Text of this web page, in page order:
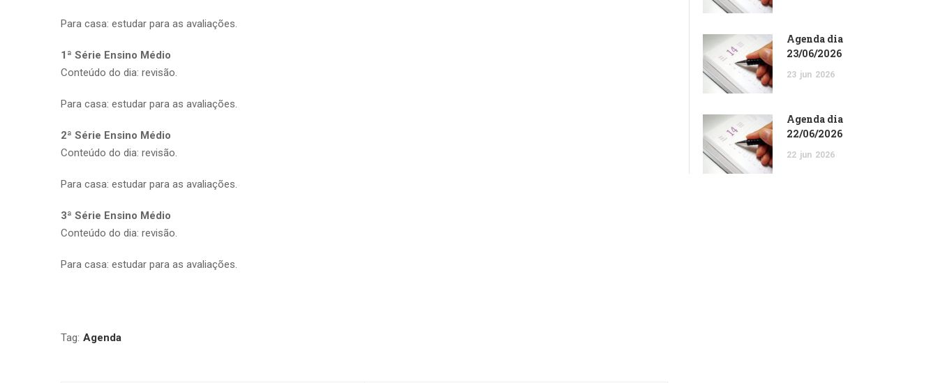
Para casa: estudar para as avaliações.
1ª Série Ensino Médio
Conteúdo do dia: revisão.
Para casa: estudar para as avaliações.
2ª Série Ensino Médio
Conteúdo do dia: revisão.
Para casa: estudar para as avaliações.
3ª Série Ensino Médio
Conteúdo do dia: revisão.
Para casa: estudar para as avaliações.
Tag: Agenda
Agenda dia
23/06/2026
23 jun 2026
Agenda dia
22/06/2026
22 jun 2026